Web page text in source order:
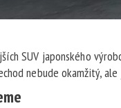
SUV japonského
nebude okamžitý,